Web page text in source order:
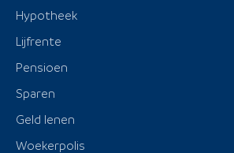
Hypotheek
Lijfrente
Pensioen
Sparen
Geld lenen
Woekerpolis